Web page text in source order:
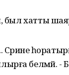
был хатты
белмәй. -